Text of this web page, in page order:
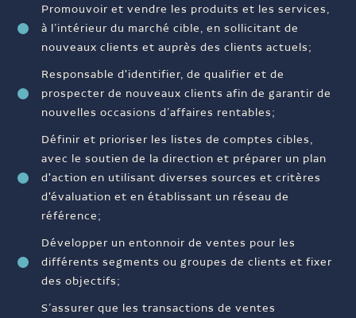
Promouvoir et vendre les produits et les services,
à l’intérieur du marché cible, en sollicitant de
nouveaux clients et auprès des clients actuels;
Responsable d'identifier, de qualifier et de
prospecter de nouveaux clients afin de garantir de
nouvelles occasions d’affaires rentables;
Définir et prioriser les listes de comptes cibles,
avec le soutien de la direction et préparer un plan
d'action en utilisant diverses sources et critères
d'évaluation et en établissant un réseau de
référence;
Développer un entonnoir de ventes pour les
différents segments ou groupes de clients et fixer
des objectifs;
S’assurer que les transactions de ventes